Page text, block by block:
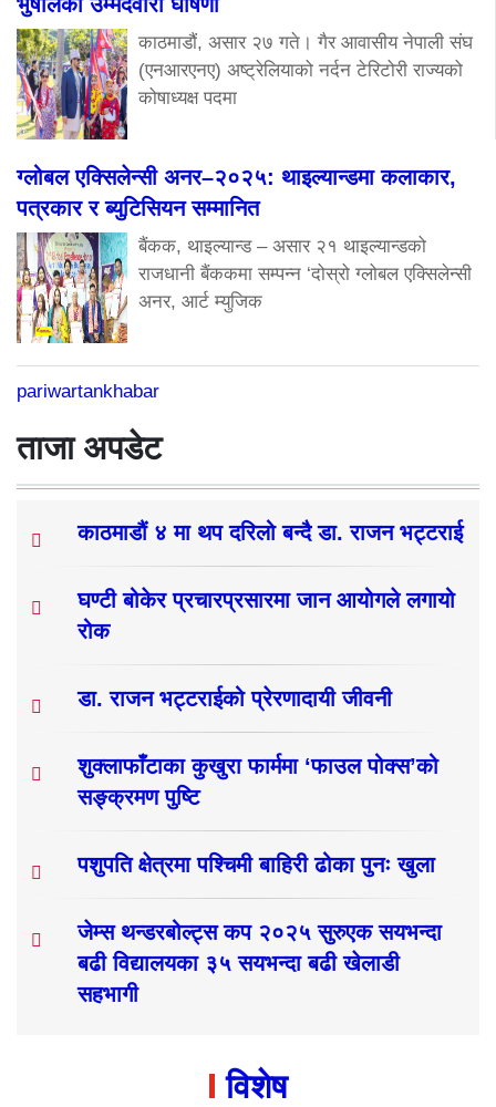
काठमाडौं, असार २७ गते। गैर आवासीय नेपाली संघ
(एनआरएनए) अष्ट्रेलियाको नर्दन टेरिटोरी राज्यको
कोषाध्यक्ष पदमा
ग्लोबल एक्सिलेन्सी अनर–२०२५: थाइल्यान्डमा कलाकार,
पत्रकार र ब्युटिसियन सम्मानित
बैंकक, थाइल्यान्ड – असार २१ थाइल्यान्डको
राजधानी बैंककमा सम्पन्न ‘दोस्रो ग्लोबल एक्सिलेन्सी
अनर, आर्ट म्युजिक
pariwartankhabar
ताजा अपडेट
काठमाडौं ४ मा थप दरिलो बन्दै डा. राजन भट्टराई
घण्टी बोकेर प्रचारप्रसारमा जान आयोगले लगायो
रोक
डा. राजन भट्टराईको प्रेरणादायी जीवनी
शुक्लाफाँटाका कुखुरा फार्ममा ‘फाउल पोक्स’को
सङ्क्रमण पुष्टि
पशुपति क्षेत्रमा पश्चिमी बाहिरी ढोका पुनः खुला
जेम्स थन्डरबोल्ट्स कप २०२५ सुरुएक सयभन्दा
बढी विद्यालयका ३५ सयभन्दा बढी खेलाडी
सहभागी
विशेष